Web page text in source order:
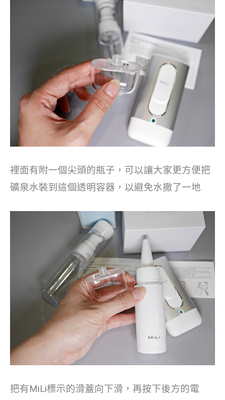
裡面有附一個尖頭的瓶子，可以讓大家更方便把
礦泉水裝到這個透明容器，以避免水撒了一地
把有MiLi標示的滑蓋向下滑，再按下後方的電